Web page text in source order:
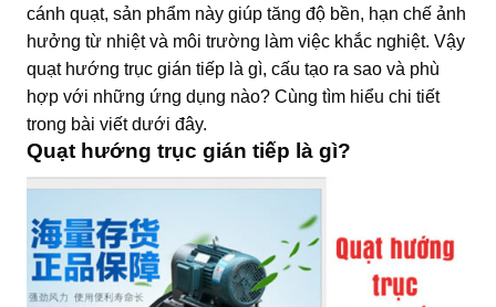
cánh quạt, sản phẩm này giúp tăng độ bền, hạn chế ảnh
hưởng từ nhiệt và môi trường làm việc khắc nghiệt. Vậy
quạt hướng trục gián tiếp là gì, cấu tạo ra sao và phù
hợp với những ứng dụng nào? Cùng tìm hiểu chi tiết
trong bài viết dưới đây.
Quạt hướng trục gián tiếp là gì?